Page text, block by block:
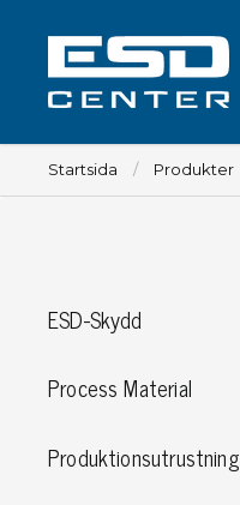
Arbetsplats
Tillbehör till bord
Tillbehör till stolar
Mattor
Startsida Produkter
ESD-Skydd
Process Material
Produktionsutrustning